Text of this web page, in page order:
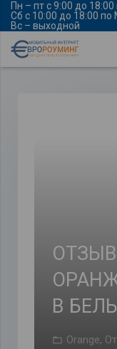
Пн – пт с 9:00 до
Сб с 10:00 до 18:00
Вс – выходной
В
Orange,